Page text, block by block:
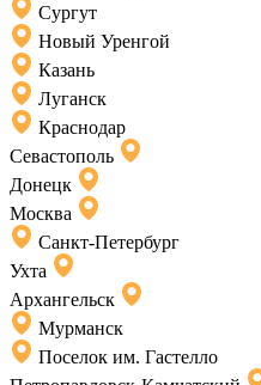
Сургут
Новый Уренгой
Казань
Луганск
Краснодар
Севастополь
Донецк
Москва
Санкт-Петербург
Ухта
Архангельск
Мурманск
Поселок им. Гастелло